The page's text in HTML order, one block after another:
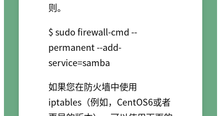
则。
$ sudo firewall-cmd --
permanent --add-
如果您在防火墙中使用
iptables（例如，CentOS6或者